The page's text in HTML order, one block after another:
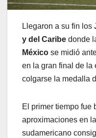
Llegaron a su fin los
y del Caribe donde
México se midió
en la gran final de la
colgarse la medalla
El primer tiempo fue
aproximaciones en
sudamericano